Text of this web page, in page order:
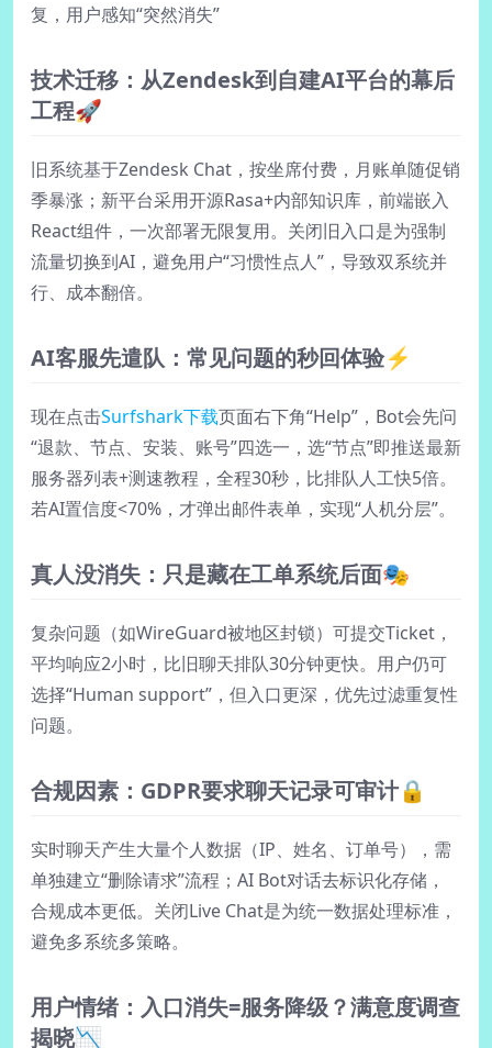
复，用户感知“突然消失”
技术迁移：从Zendesk到自建AI平台的幕后
工程🚀
旧系统基于Zendesk Chat，按坐席付费，月账单随促销
季暴涨；新平台采用开源Rasa+内部知识库，前端嵌入
React组件，一次部署无限复用。关闭旧入口是为强制
流量切换到AI，避免用户“习惯性点人”，导致双系统并
行、成本翻倍。
AI客服先遣队：常见问题的秒回体验⚡
现在点击Surfshark下载页面右下角“Help”，Bot会先问
“退款、节点、安装、账号”四选一，选“节点”即推送最新
服务器列表+测速教程，全程30秒，比排队人工快5倍。
若AI置信度<70%，才弹出邮件表单，实现“人机分层”。
真人没消失：只是藏在工单系统后面🎭
复杂问题（如WireGuard被地区封锁）可提交Ticket，
平均响应2小时，比旧聊天排队30分钟更快。用户仍可
选择“Human support”，但入口更深，优先过滤重复性
问题。
合规因素：GDPR要求聊天记录可审计🔒
实时聊天产生大量个人数据（IP、姓名、订单号），需
单独建立“删除请求”流程；AI Bot对话去标识化存储，
合规成本更低。关闭Live Chat是为统一数据处理标准，
避免多系统多策略。
用户情绪：入口消失=服务降级？满意度调查
揭晓📉